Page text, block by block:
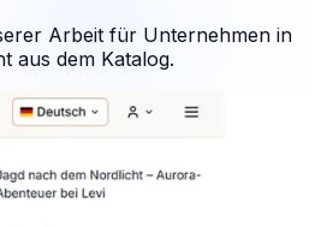
Arbeit für Unternehmen in
aus dem Katalog.